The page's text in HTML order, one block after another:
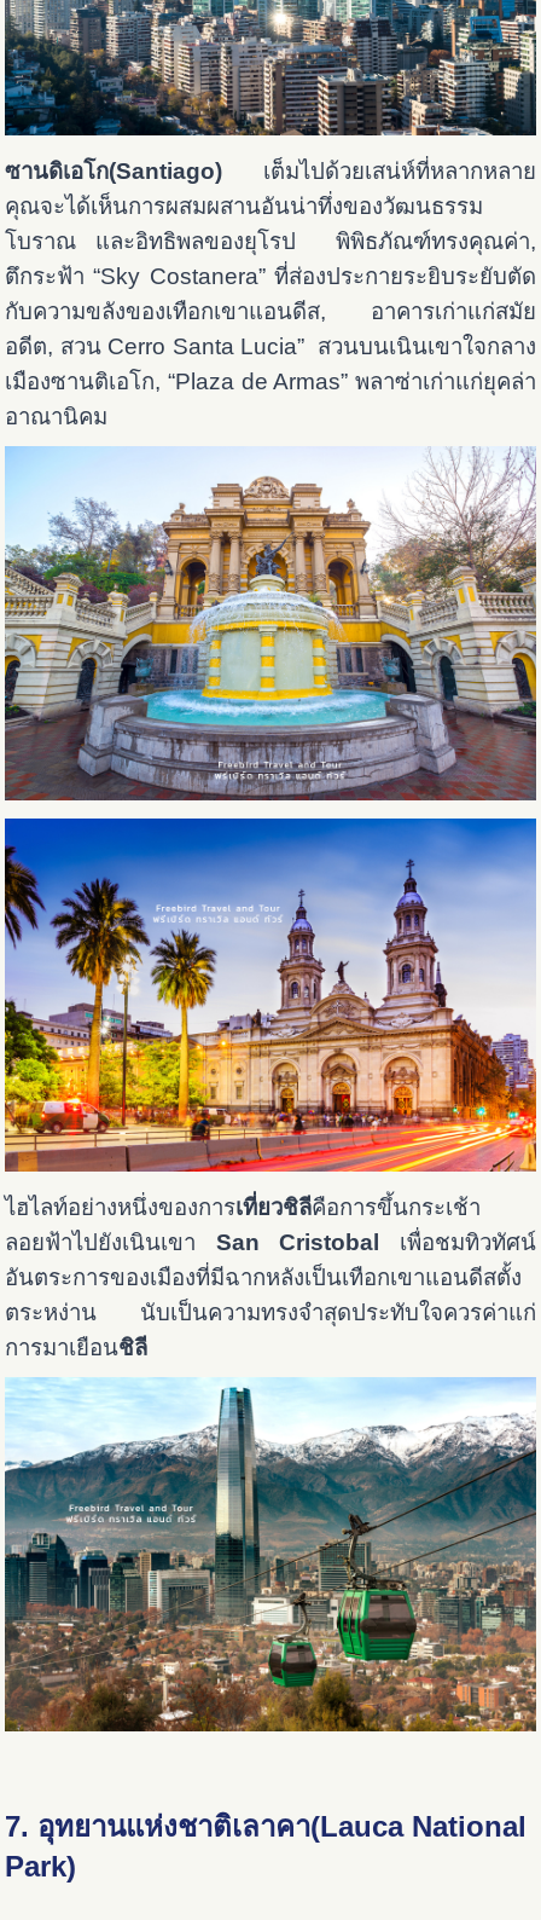
ซานดิเอโก(Santiago) เต็มไปด้วยเสน่ห์ที่หลากหลาย
คุณจะได้เห็นการผสมผสานอันน่าทึ่งของวัฒนธรรม
โบราณ และอิทธิพลของยุโรป พิพิธภัณฑ์ทรงคุณค่า,
ตึกระฟ้า “Sky Costanera” ที่ส่องประกายระยิบระยับตัด
กับความขลังของเทือกเขาแอนดีส, อาคารเก่าแก่สมัย
อดีต, สวน Cerro Santa Lucia” สวนบนเนินเขาใจกลาง
เมืองซานติเอโก, “Plaza de Armas” พลาซ่าเก่าแก่ยุคล่า
อาณานิคม
ไฮไลท์อย่างหนึ่งของการเที่ยวชิลีคือการขึ้นกระเช้า
ลอยฟ้าไปยังเนินเขา San Cristobal
เพื่อชมทิวทัศน์
อันตระการของเมืองที่มีฉากหลังเป็นเทือกเขาแอนดีสตั้ง
ตระหง่าน นับเป็นความทรงจำสุดประทับใจควรค่าแก่
การมาเยือนชิลี
7. อุทยานแห่งชาติเลาคา(Lauca National
Park)